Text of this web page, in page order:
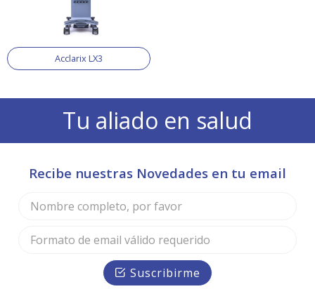
Acclarix LX3
Tu aliado en salud
Recibe nuestras Novedades en tu email
Suscribirme